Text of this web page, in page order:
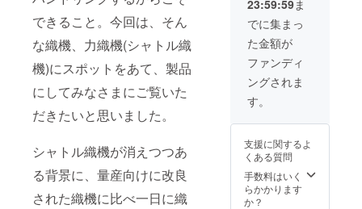
できること。今回は、そん
な織機、力織機(シャトル織
機)にスポットをあて、製品
にしてみなさまにご覧いた
だきたいと思いました。
シャトル織機が消えつつあ
る背景に、量産向けに改良
された織機に比べ一日に織
両サイ
ドのポ
ケット
は大き
めのデ
ザイン
で、
外出に
も活
躍。左
後ろポ
ケット
上部に
れ知ら
ずなは
ず。 フ
ロント
にはゴ
ムを使
わない
リラッ
クス感
ある履
き心地
ながら
スッキ
イルも
おすす
め。気
分を変
えたい
ときに
は前後
タンを
うしろ
にした
スタイ
ルもお
試しく
一枚で
す！
ゆった
りした
シル
エット
にスッ
象のオ
ルのス
トライ
プ柄が
特徴
で、長
23:59:59ま
でに集まっ
た金額が
ファンディ
ングされま
す。
支援に関するよ
くある質問
手数料はいく
らかかります
か？